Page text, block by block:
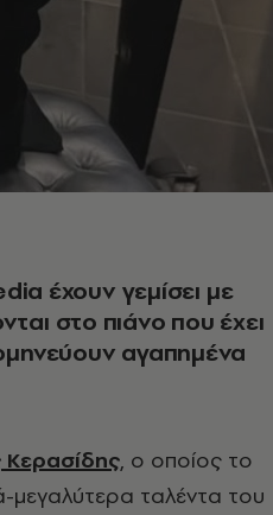
έχουν γεμίσει με
στο πιάνο που έχει
αγαπημένα
Κερασίδης, ο οποίος το
μεγαλύτερα ταλέντα του